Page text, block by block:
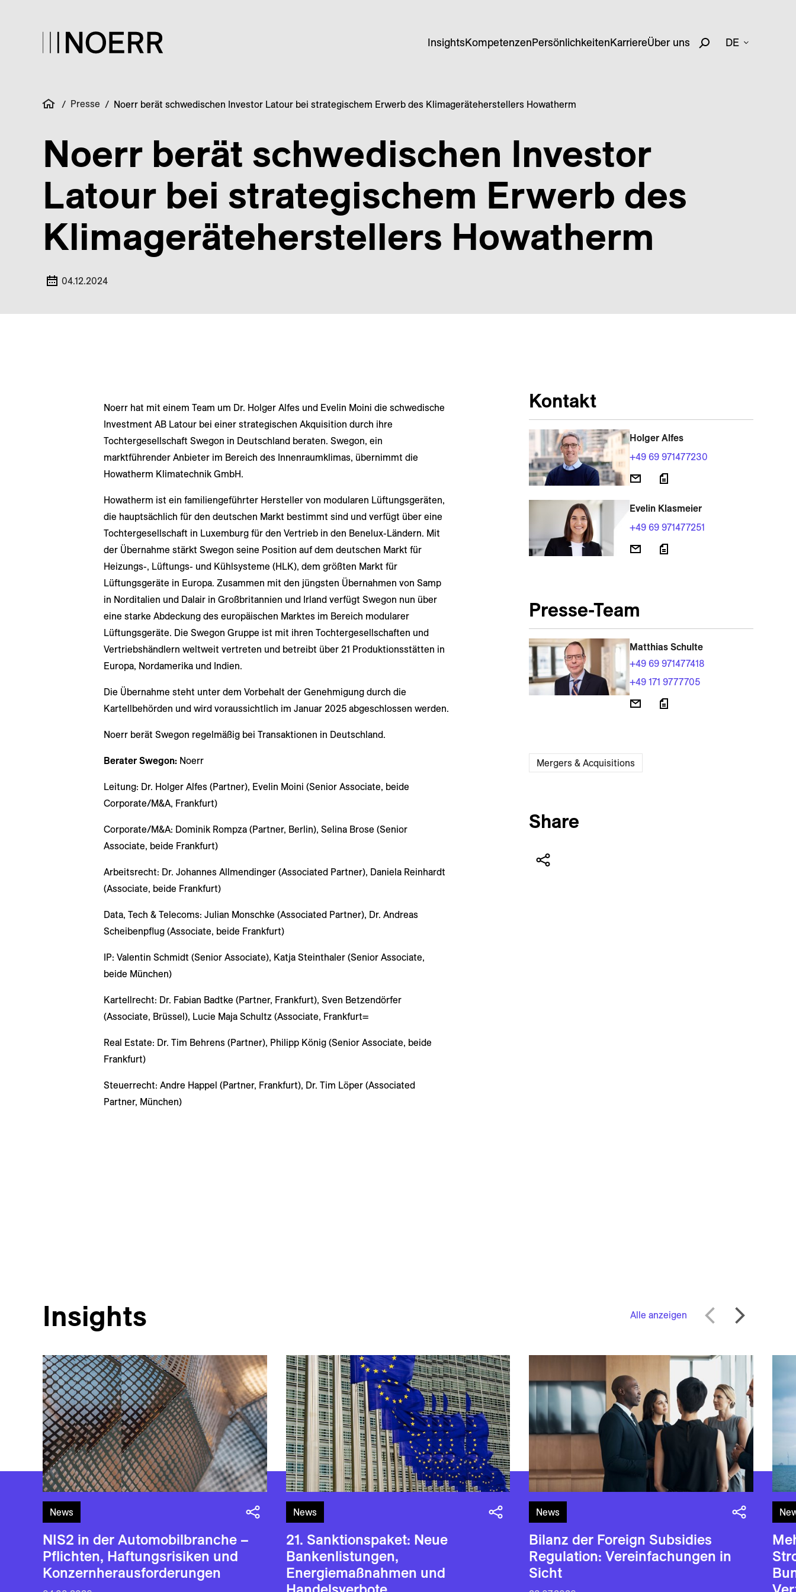
InsightsKompetenzenPersönlichkeitenKarriereÜber uns DE
/ Presse / Noerr berät schwedischen Investor Latour bei strategischem Erwerb des Klimageräteherstellers Howatherm
Noerr berät schwedischen Investor
Latour bei strategischem Erwerb des
Klimageräteherstellers Howatherm
04.12.2024
Noerr hat mit einem Team um Dr. Holger Alfes und Evelin Moini die schwedische
Investment AB Latour bei einer strategischen Akquisition durch ihre
Tochtergesellschaft Swegon in Deutschland beraten. Swegon, ein
marktführender Anbieter im Bereich des Innenraumklimas, übernimmt die
Howatherm Klimatechnik GmbH.
Howatherm ist ein familiengeführter Hersteller von modularen Lüftungsgeräten,
die hauptsächlich für den deutschen Markt bestimmt sind und verfügt über eine
Tochtergesellschaft in Luxemburg für den Vertrieb in den Benelux-Ländern. Mit
der Übernahme stärkt Swegon seine Position auf dem deutschen Markt für
Heizungs-, Lüftungs- und Kühlsysteme (HLK), dem größten Markt für
Lüftungsgeräte in Europa. Zusammen mit den jüngsten Übernahmen von Samp
in Norditalien und Dalair in Großbritannien und Irland verfügt Swegon nun über
eine starke Abdeckung des europäischen Marktes im Bereich modularer
Lüftungsgeräte. Die Swegon Gruppe ist mit ihren Tochtergesellschaften und
Vertriebshändlern weltweit vertreten und betreibt über 21 Produktionsstätten in
Europa, Nordamerika und Indien.
Die Übernahme steht unter dem Vorbehalt der Genehmigung durch die
Kartellbehörden und wird voraussichtlich im Januar 2025 abgeschlossen werden.
Noerr berät Swegon regelmäßig bei Transaktionen in Deutschland.
Berater Swegon:Noerr
Leitung: Dr. Holger Alfes (Partner), Evelin Moini (Senior Associate, beide
Corporate/M&A, Frankfurt)
Corporate/M&A: Dominik Rompza (Partner, Berlin), Selina Brose (Senior
Associate, beide Frankfurt)
Arbeitsrecht: Dr. Johannes Allmendinger (Associated Partner), Daniela Reinhardt
(Associate, beide Frankfurt)
Data, Tech & Telecoms: Julian Monschke (Associated Partner), Dr. Andreas
Scheibenpflug (Associate, beide Frankfurt)
IP: Valentin Schmidt (Senior Associate), Katja Steinthaler (Senior Associate,
beide München)
Kartellrecht: Dr. Fabian Badtke (Partner, Frankfurt), Sven Betzendörfer
(Associate, Brüssel), Lucie Maja Schultz (Associate, Frankfurt=
Real Estate: Dr. Tim Behrens (Partner), Philipp König (Senior Associate, beide
Frankfurt)
Steuerrecht: Andre Happel (Partner, Frankfurt), Dr. Tim Löper (Associated
Partner, München)
Kontakt
Holger Alfes
+49 69 971477230
Evelin Klasmeier
+49 69 971477251
Presse-Team
Matthias Schulte
+49 69 971477418
+49 171 9777705
Mergers & Acquisitions
Share
Alle anzeigen
Insights
News
NIS2 in der Automobilbranche –
Pflichten, Haftungsrisiken und
Konzernherausforderungen
News
21. Sanktionspaket: Neue
Bankenlistungen,
Energiemaßnahmen und
News
Bilanz der Foreign Subsidies
Regulation: Vereinfachungen in
Sicht